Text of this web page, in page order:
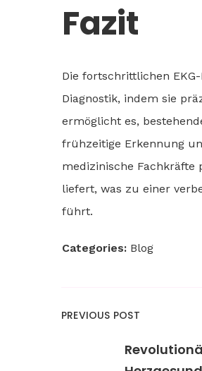
Fazit
Die fortschrittlichen
Diagnostik, indem sie
ermöglicht es,
frühzeitige Erkennung
medizinische Fachkräfte
liefert, was zu einer
führt.
Categories: Blog
PREVIOUS POST